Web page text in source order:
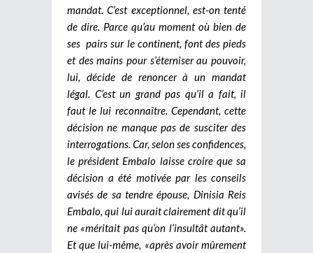
mandat. C’est exceptionnel, est-on tenté
de dire. Parce qu’au moment où bien de
ses pairs sur le continent, font des pieds
et des mains pour s’éterniser au pouvoir,
lui, décide de renoncer à un mandat
légal. C’est un grand pas qu’il a fait, il
faut le lui reconnaître. Cependant, cette
décision ne manque pas de susciter des
interrogations. Car, selon ses confidences,
le président Embalo laisse croire que sa
décision a été motivée par les conseils
avisés de sa tendre épouse, Dinisia Reis
Embalo, qui lui aurait clairement dit qu’il
ne «méritait pas qu’on l’insultât autant».
Et que lui-même, «après avoir mûrement